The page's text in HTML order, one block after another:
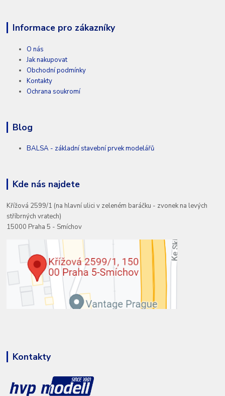
Informace pro zákazníky
O nás
Jak nakupovat
Obchodní podmínky
Kontakty
Ochrana soukromí
Blog
BALSA - základní stavební prvek modelářů
Kde nás najdete
Křížová 2599/1 (na hlavní ulici v zeleném baráčku - zvonek na levých
stříbrných vratech)
15000 Praha 5 - Smíchov
Kontakty